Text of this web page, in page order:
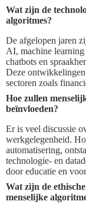
Wat zijn de
algoritmes?
De afgelopen jaren
AI, machine
chatbots en
Deze
sectoren zoals
Hoe zullen
beïnvloeden?
Er is veel discussie
werkgelegenheid.
automatisering,
technologie- en
door educatie en
Wat zijn de
menselijke